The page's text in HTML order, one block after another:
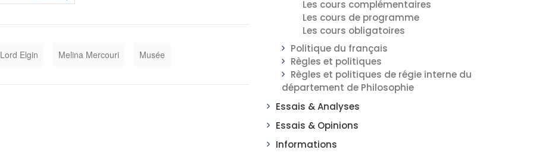
Lord Elgin Melina Mercouri Musée
Les cours complémentaires
Les cours de programme
Les cours obligatoires
Politique du français
Règles et politiques
Règles et politiques de régie interne du
département de Philosophie
Essais & Analyses
Essais & Opinions
Informations